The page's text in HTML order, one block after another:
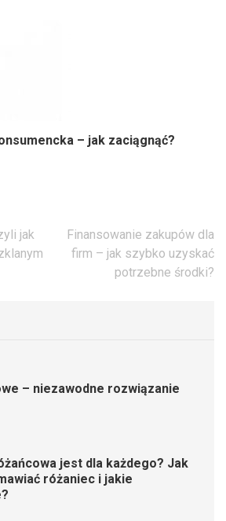
– jak zaciągnąć?
jak
Finansowanie zakupów dla
firm – jak szybko uzyskać
potrzebne środki?
– niezawodne rozwiązanie
jest dla każdego? Jak
różaniec i jakie